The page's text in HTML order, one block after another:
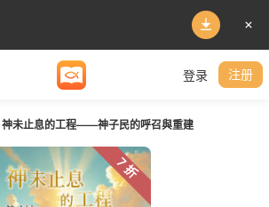
登录 注册
神未止息的工程——神子民的呼召與重建
7 折